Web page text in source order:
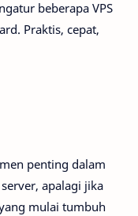
beberapa VPS
Praktis, cepat,
penting dalam
apalagi jika
mulai tumbuh